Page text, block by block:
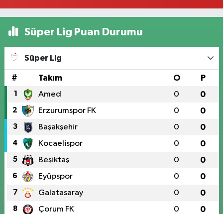
Süper Lig Puan Durumu
Süper Lig
# Takım O P
1 Amed 0 0
2 Erzurumspor FK 0 0
3 Başakşehir 0 0
4 Kocaelispor 0 0
5 Beşiktaş 0 0
6 Eyüpspor 0 0
7 Galatasaray 0 0
8 Çorum FK 0 0